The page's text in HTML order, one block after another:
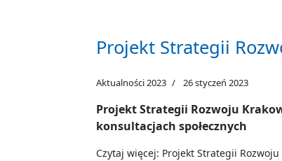
Projekt Strategii
Aktualności 2023 26 styczeń 2023
Projekt Strategii Rozwoju
konsultacjach społecznych
Czytaj więcej: Projekt Strategii Rozwoju